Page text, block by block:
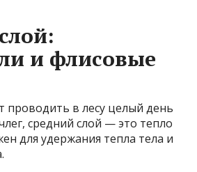
и флисовые
проводить в лесу целый день
средний слой — это тепло
для удержания тепла тела и